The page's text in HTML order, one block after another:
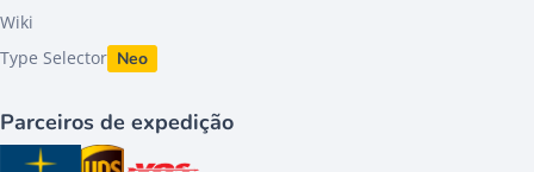
Wiki
Type Selector Neo
Parceiros de expedição